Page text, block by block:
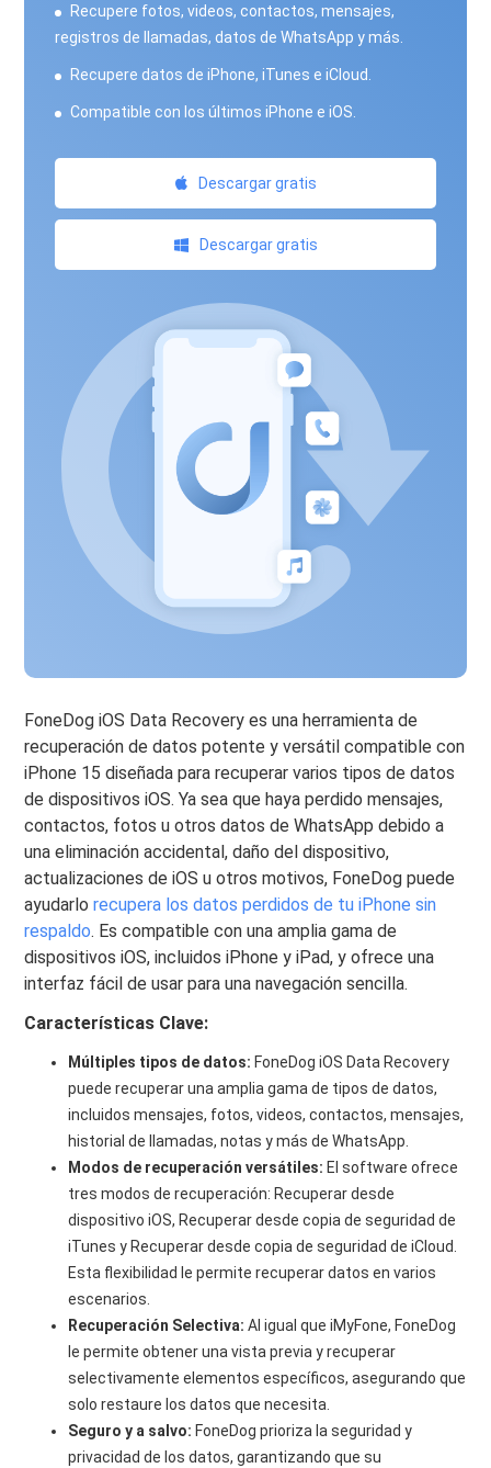
Recupere fotos, videos, contactos, mensajes,
registros de llamadas, datos de WhatsApp y más.
Recupere datos de iPhone, iTunes e iCloud.
Compatible con los últimos iPhone e iOS.
Descargar gratis
Descargar gratis
FoneDog iOS Data Recovery es una herramienta de
recuperación de datos potente y versátil compatible con
iPhone 15 diseñada para recuperar varios tipos de datos
de dispositivos iOS. Ya sea que haya perdido mensajes,
contactos, fotos u otros datos de WhatsApp debido a
una eliminación accidental, daño del dispositivo,
actualizaciones de iOS u otros motivos, FoneDog puede
ayudarlorecupera los datos perdidos de tu iPhone sin
respaldo. Es compatible con una amplia gama de
dispositivos iOS, incluidos iPhone y iPad, y ofrece una
interfaz fácil de usar para una navegación sencilla.
Características Clave:
Múltiples tipos de datos: FoneDog iOS Data Recovery
puede recuperar una amplia gama de tipos de datos,
incluidos mensajes, fotos, videos, contactos, mensajes,
historial de llamadas, notas y más de WhatsApp.
Modos de recuperación versátiles: El software ofrece
tres modos de recuperación: Recuperar desde
dispositivo iOS, Recuperar desde copia de seguridad de
iTunes y Recuperar desde copia de seguridad de iCloud.
Esta flexibilidad le permite recuperar datos en varios
escenarios.
Recuperación Selectiva: Al igual que iMyFone, FoneDog
le permite obtener una vista previa y recuperar
selectivamente elementos específicos, asegurando que
solo restaure los datos que necesita.
Seguro y a salvo: FoneDog prioriza la seguridad y
privacidad de los datos, garantizando que su